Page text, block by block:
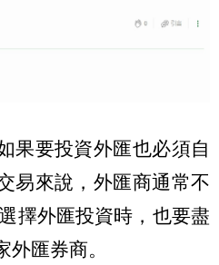
果要投資外匯也必須自
易來說，外匯商通常不
擇外匯投資時，也要盡
匯券商。